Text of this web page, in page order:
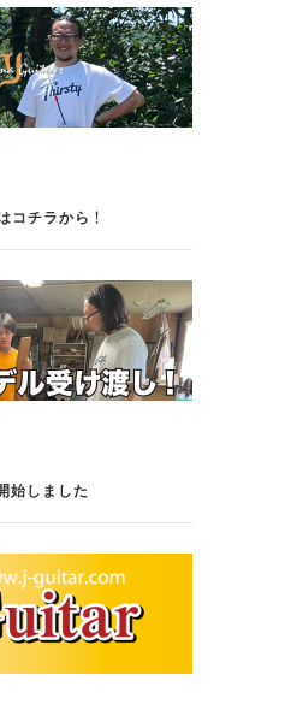
チラから！
始しました